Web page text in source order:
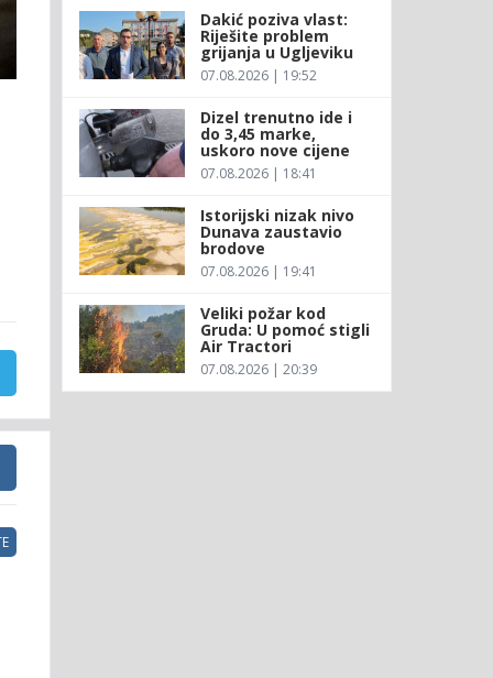
Dakić poziva vlast:
Riješite problem
grijanja u Ugljeviku
07.08.2026 | 19:52
Dizel trenutno ide i
do 3,45 marke,
uskoro nove cijene
07.08.2026 | 18:41
Istorijski nizak nivo
Dunava zaustavio
brodove
07.08.2026 | 19:41
Veliki požar kod
Gruda: U pomoć stigli
Air Tractori
07.08.2026 | 20:39